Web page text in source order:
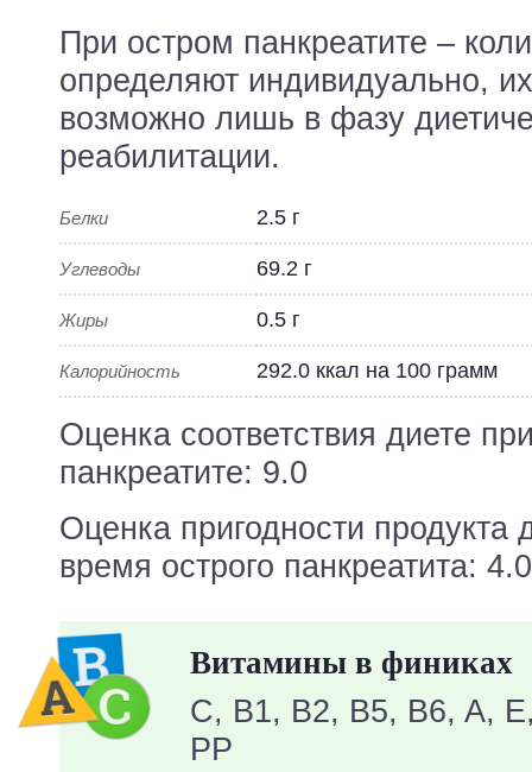
При остром панкреатите –
определяют индивидуально,
возможно лишь в фазу
реабилитации.
Белки 2.5 г
Углеводы 69.2 г
Жиры 0.5 г
Калорийность 292.0 ккал на 100 грамм
Оценка соответствия диете
панкреатите: 9.0
Оценка пригодности продукта
время острого панкреатита: 4.0
Витамины в финиках
C, B1, B2, B5, B6, A,
PP